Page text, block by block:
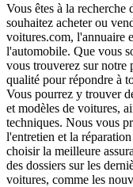
Vous êtes à la
souhaitez acheter ou
voitures.com, l'annuaire
l'automobile. Que vous
vous trouverez sur notre
qualité pour répondre à
Vous pourrez y trouver
et modèles de voitures,
techniques. Nous vous
l'entretien et la
choisir la meilleure
des dossiers sur les
voitures, comme les